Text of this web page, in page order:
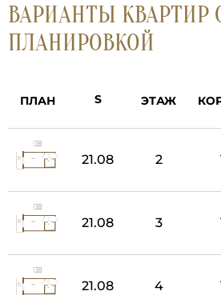
ВАРИАНТЫ КВАРТИР
ПЛАНИРОВКОЙ
ПЛАН ЭТАЖ
21.08 2
21.08 3
21.08 4